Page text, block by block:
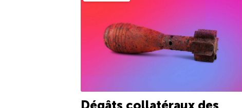
Dégâts collatéraux des